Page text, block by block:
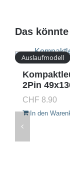
Das
Auslaufmodell
2Pin
CHF 8.90
In den